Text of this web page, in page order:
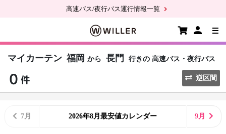
高速バス/夜行バス運行情報一覧
マイカーテン 福岡 から 長門 行きの 高速バス・夜行バス
逆区間
7月 2026年8月最安値カレンダー 9月